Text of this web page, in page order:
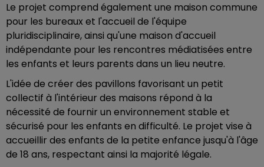
Le projet comprend également une maison commune
pour les bureaux et l'accueil de l'équipe
pluridisciplinaire, ainsi qu'une maison d'accueil
indépendante pour les rencontres médiatisées entre
les enfants et leurs parents dans un lieu neutre.
L'idée de créer des pavillons favorisant un petit
collectif à l'intérieur des maisons répond à la
nécessité de fournir un environnement stable et
sécurisé pour les enfants en difficulté. Le projet vise à
accueillir des enfants de la petite enfance jusqu'à l'âge
de 18 ans, respectant ainsi la majorité légale.